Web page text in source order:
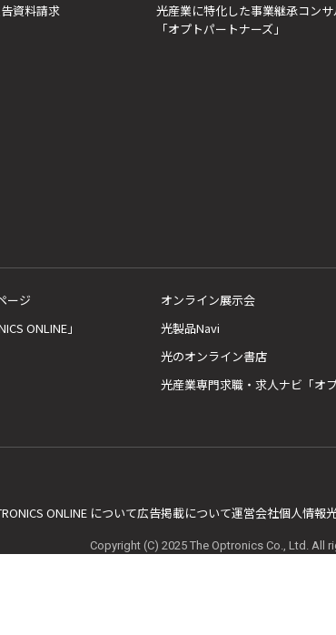
資料請求
光産業に特化した事業継承コン
「オプトパートナーズ」
ージ
ONLINE」
オンライン展示会
光製品Navi
光のオンライン書店
光産業専門求職・求人ナビ「オ
ONLINE について広告掲載について運営会社個人情報
Copyright (C) 2025 The Optronics Co., Ltd. All